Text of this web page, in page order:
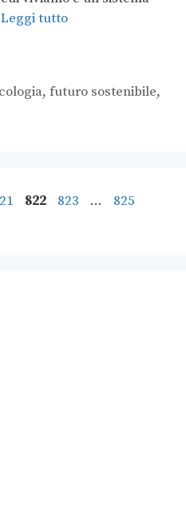
Leggi tutto
,futuro sostenibile,
822 823 …
825